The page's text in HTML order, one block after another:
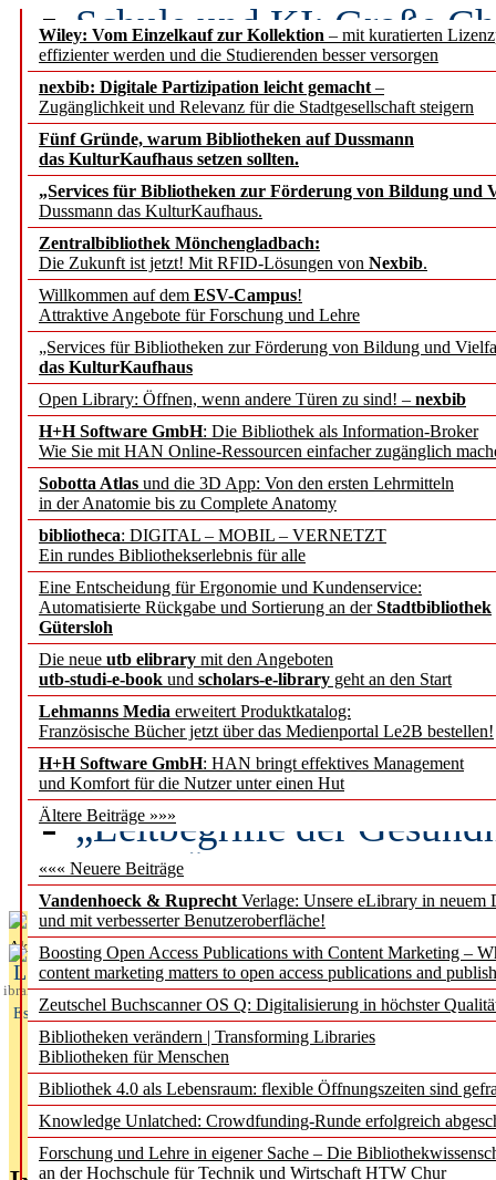
Wiley: Vom Einzelkauf zur Kollektion – mit kuratierten
effizienter werden und die Studierenden besser versorgen
nexbib: Digitale Partizipation leicht gemacht –
Zugänglichkeit und Relevanz für die Stadtgesellschaft steigern
Fünf Gründe, warum Bibliotheken auf Dussmann
das KulturKaufhaus setzen sollten.
„Services für Bibliotheken zur Förderung von Bildung und
Dussmann das KulturKaufhaus.
Zentralbibliothek Mönchengladbach:
Die Zukunft ist jetzt! Mit RFID-Lösungen von Nexbib.
Willkommen auf dem ESV-Campus!
Attraktive Angebote für Forschung und Lehre
„Services für Bibliotheken zur Förderung von Bildung und
das KulturKaufhaus
Open Library: Öffnen, wenn andere Türen zu sind! – nexbib
H+H Software GmbH: Die Bibliothek als Information-Broker
Wie Sie mit HAN Online-Ressourcen einfacher zugänglich
Sobotta Atlas und die 3D App: Von den ersten Lehrmitteln
in der Anatomie bis zu Complete Anatomy
bibliotheca: DIGITAL – MOBIL – VERNETZT
Ein rundes Bibliothekserlebnis für alle
Eine Entscheidung für Ergonomie und Kundenservice:
Automatisierte Rückgabe und Sortierung an derStadtbibliothek
Gütersloh
Die neue utb elibrary mit den Angeboten
utb-studi-e-book und scholars-e-library geht an den Start
Lehmanns Media erweitert Produktkatalog:
Französische Bücher jetzt über das Medienportal Le2B bestellen!
H+H Software GmbH: HAN bringt effektives Management
und Komfort für die Nutzer unter einen Hut
Ältere Beiträge »»»
««« Neuere Beiträge
Vandenhoeck & Ruprecht Verlage: Unsere eLibrary in neuem
und mit verbesserter Benutzeroberfläche!
Boosting Open Access Publications with Content Marketing –
content marketing matters to open access publications and
Zeutschel Buchscanner OS Q: Digitalisierung in höchster
Bibliotheken verändern | Transforming Libraries
Bibliotheken für Menschen
Bibliothek 4.0 als Lebensraum: flexible Öffnungszeiten sind
Knowledge Unlatched: Crowdfunding-Runde erfolgreich
Forschung und Lehre in eigener Sache – Die
an der Hochschule für Technik und Wirtschaft HTW Chur
Schule und KI: Große
Voraussetzungen
Erfolgreiches erstes
Segment Research –
angepasst
konstruktiv!
Mohr Siebeck
und die Zeitschrift für
Francke Attempto
EBSCO Information
Recherchefunktionen in
Sorbisches Institut neu
Geschichte und
Künstliche Intelligenz
besser zu verstehen
„Leitbegriffe der
des BIÖG erscheinen
Aktuelles aus
L
ibrary
Essentials